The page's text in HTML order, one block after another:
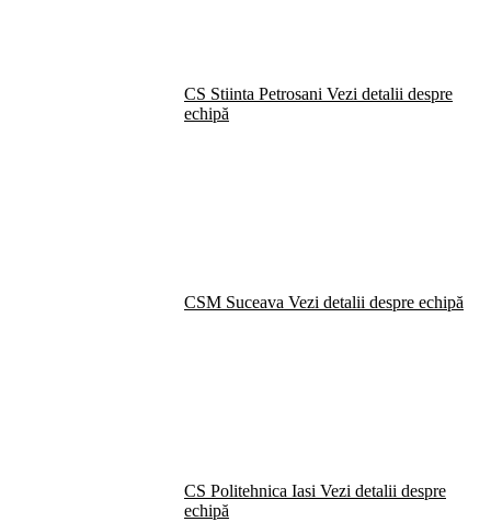
CS Stiinta Petrosani Vezi detalii despre
echipă
CSM Suceava Vezi detalii despre echipă
CS Politehnica Iasi Vezi detalii despre
echipă